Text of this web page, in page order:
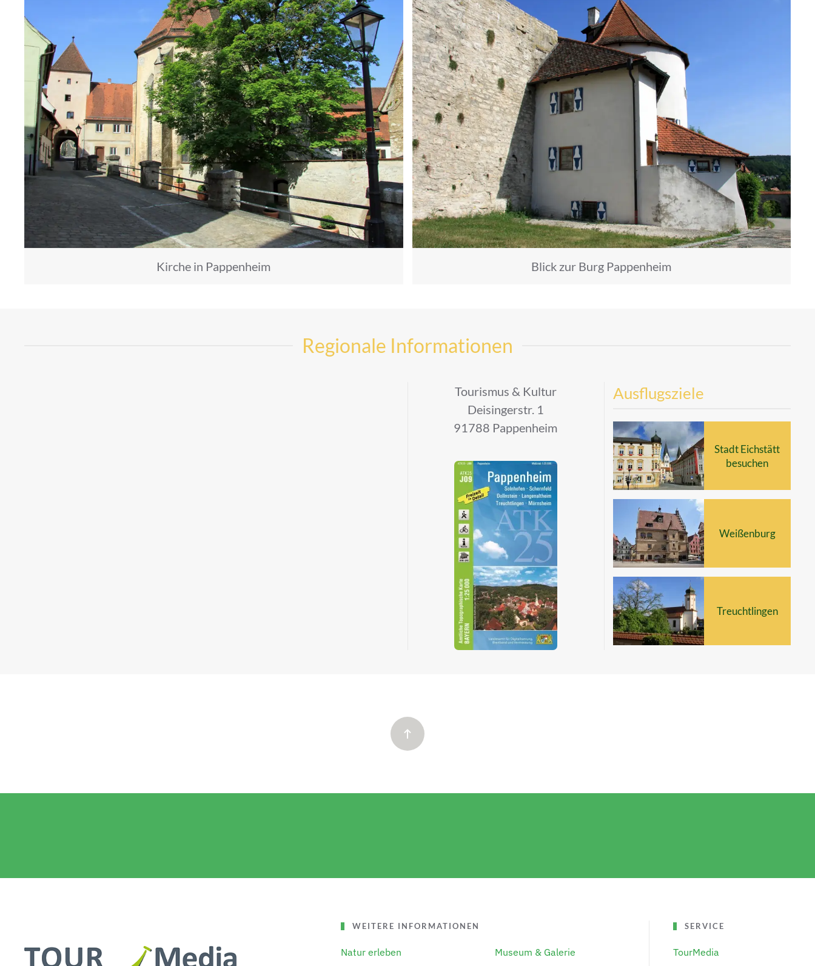
Kirche in Pappenheim Blick zur Burg Pappenheim
Regionale Informationen
Tourismus & Kultur
Deisingerstr. 1
91788 Pappenheim
Ausflugsziele
Stadt Eichstätt
besuchen
Weißenburg
Treuchtlingen
WEITERE INFORMATIONEN
Natur erleben Museum & Galerie
SERVICE
TourMedia